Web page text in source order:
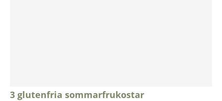
3 glutenfria sommarfrukostar